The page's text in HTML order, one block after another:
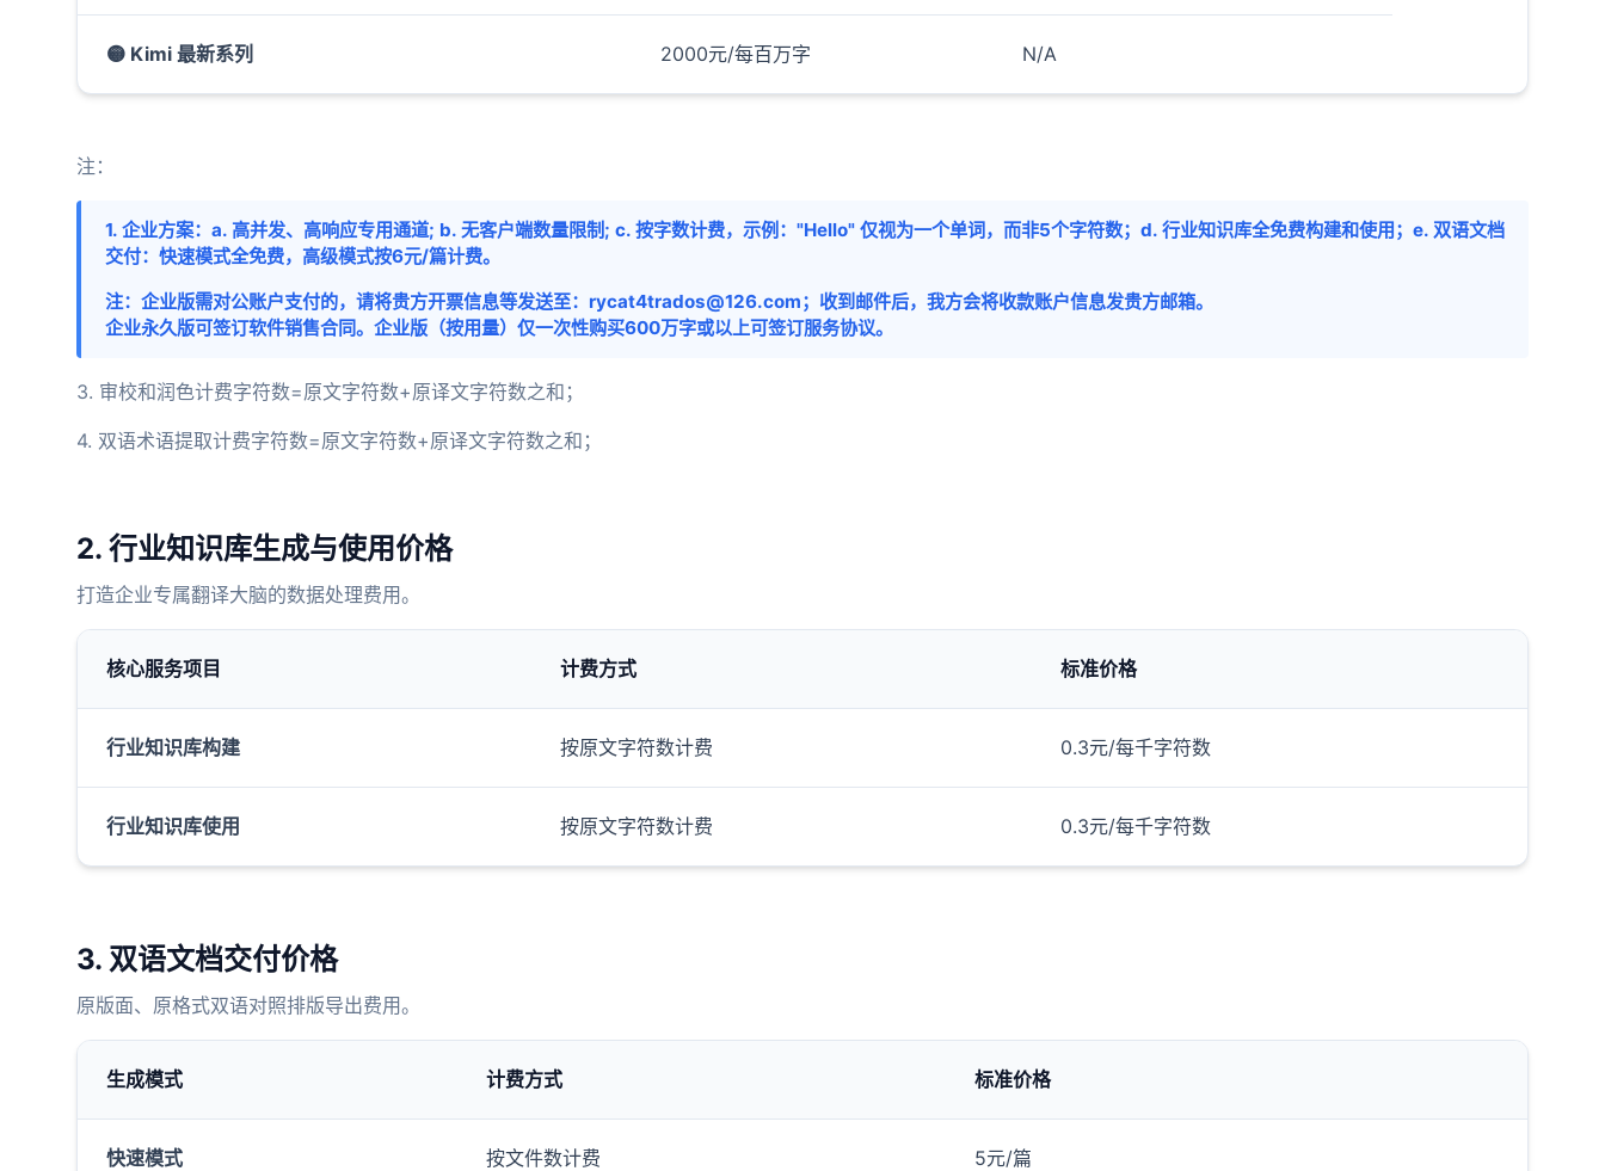
🟡 Kimi 最新系列 2000元/每百万字 N/A
注：
1. 企业方案：a. 高并发、高响应专用通道; b. 无客户端数量限制; c. 按字数计费，示例："Hello" 仅视为一个单词，而非5个字符数；d. 行业知识库全免费构建和使用；e. 双语文档
交付：快速模式全免费，高级模式按6元/篇计费。
注：企业版需对公账户支付的，请将贵方开票信息等发送至：rycat4trados@126.com；收到邮件后，我方会将收款账户信息发贵方邮箱。
企业永久版可签订软件销售合同。企业版（按用量）仅一次性购买600万字或以上可签订服务协议。
3. 审校和润色计费字符数=原文字符数+原译文字符数之和；
4. 双语术语提取计费字符数=原文字符数+原译文字符数之和；
2. 行业知识库生成与使用价格
打造企业专属翻译大脑的数据处理费用。
核心服务项目 计费方式 标准价格
行业知识库构建 按原文字符数计费 0.3元/每千字符数
行业知识库使用 按原文字符数计费 0.3元/每千字符数
3. 双语文档交付价格
原版面、原格式双语对照排版导出费用。
生成模式 计费方式 标准价格
快速模式 按文件数计费 5元/篇